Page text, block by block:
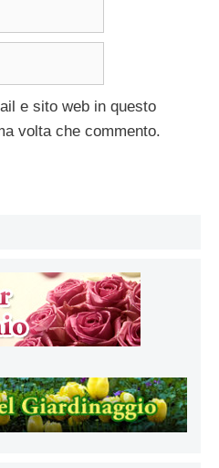
e sito web in questo
volta che commento.